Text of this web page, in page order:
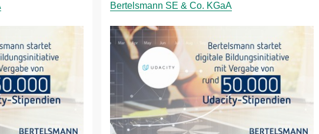
Bertelsmann SE & Co. KGaA